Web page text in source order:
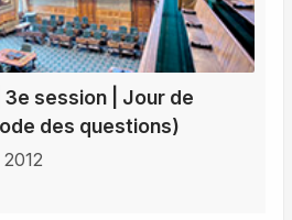
session | Jour de
des questions)